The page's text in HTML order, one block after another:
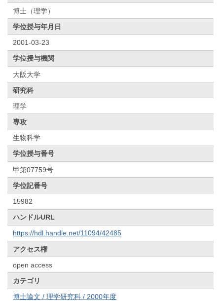
博士（理学）
学位授与年月日
2001-03-23
学位授与機関
大阪大学
研究科
理学
専攻
生物科学
学位授与番号
甲第07759号
学位記番号
15982
ハンドルURL
https://hdl.handle.net/11094/42485
アクセス権
open access
カテゴリ
博士論文 / 理学研究科 / 2000年度